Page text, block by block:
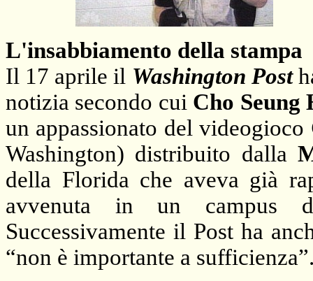
L'insabbiamento della stampa
Il 17 aprile il Washington Post
notizia secondo cui Cho Seung
un appassionato del videogioco
Washington) distribuito dalla
della Florida che aveva già
avvenuta in un campus
Successivamente il Post ha
“non è importante a